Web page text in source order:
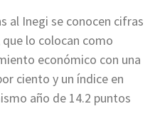
al Inegi se conocen cifras
lo colocan como
económico con una
ciento y un índice en
año de 14.2 puntos